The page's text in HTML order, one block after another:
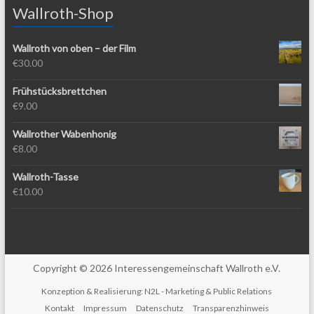
Wallroth-Shop
Wallroth von oben – der Film
€30.00
Frühstücksbrettchen
€9.00
Wallrother Wabenhonig
€8.00
Wallroth-Tasse
€10.00
Copyright © 2026 Interessengemeinschaft Wallroth e.V.
Konzeption & Realisierung: N2L - Marketing & Public Relations
Kontakt
Impressum Datenschutz Transparenzhinweis